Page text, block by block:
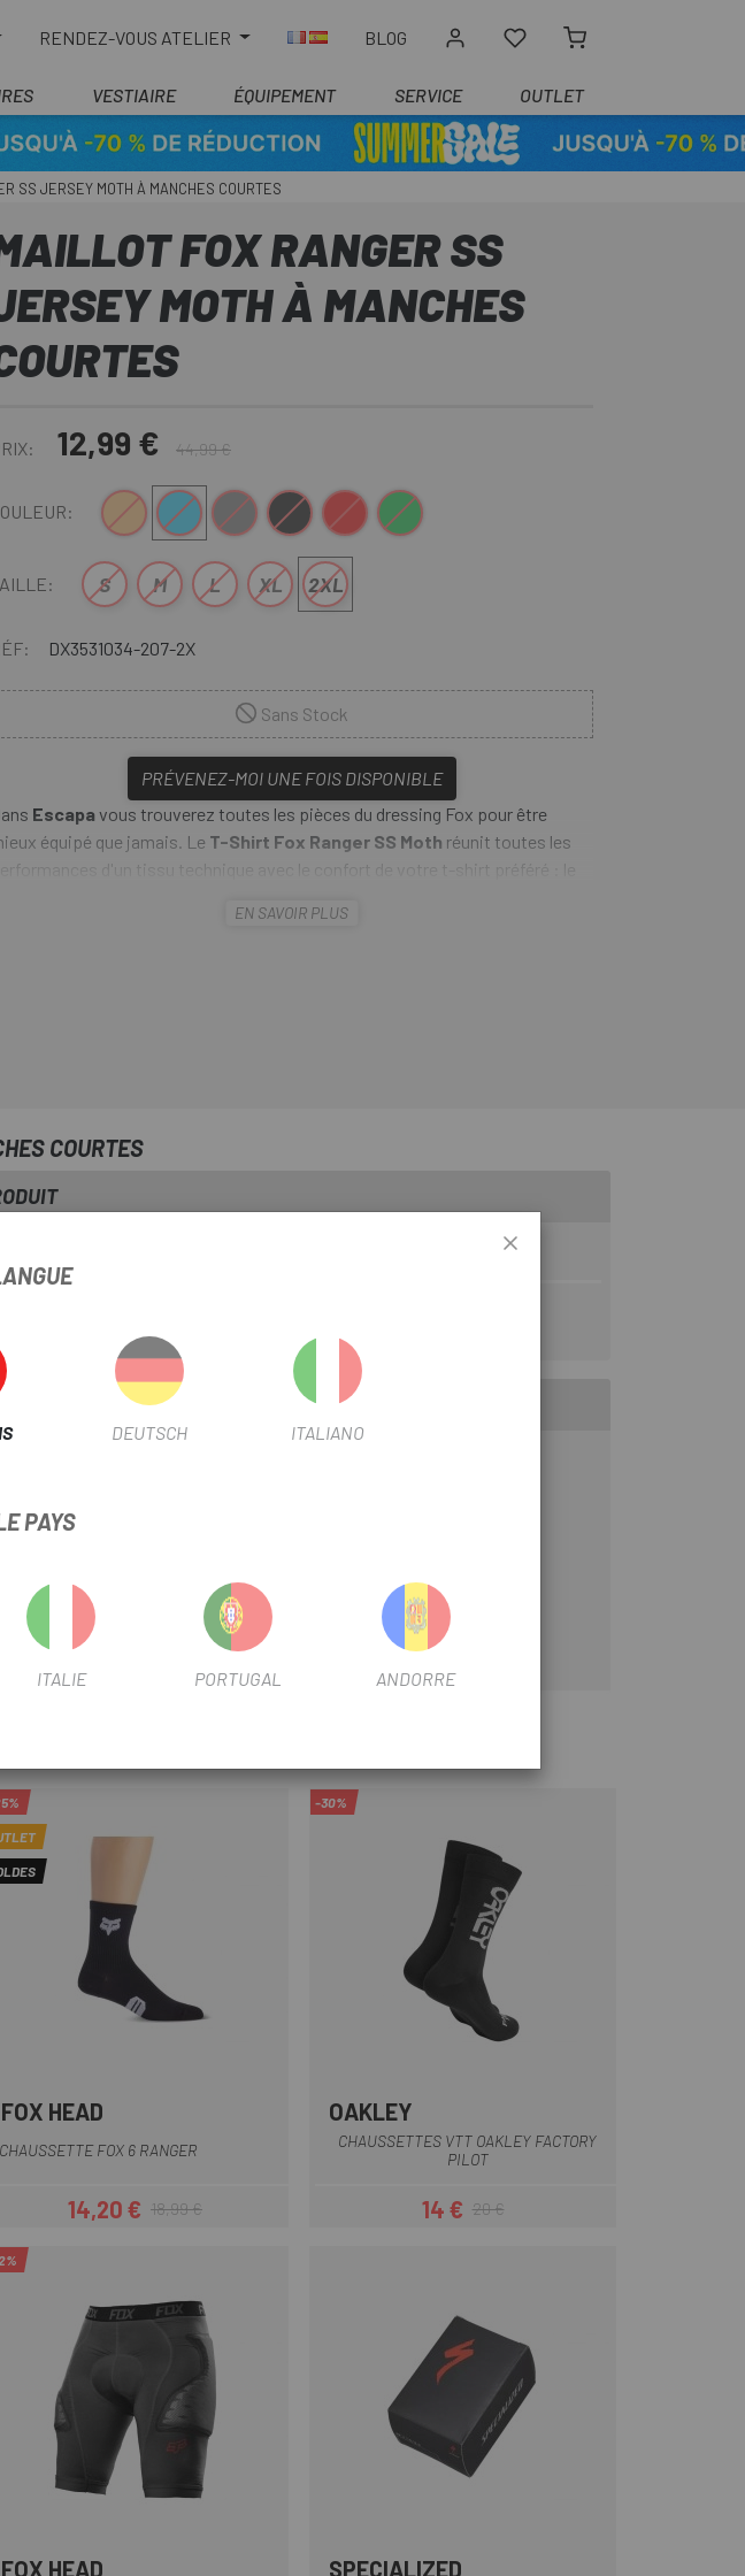
RENDEZ-VOUS ATELIER BLOG
VESTIAIRE ÉQUIPEMENT SERVICE OUTLET
SS JERSEY MOTH À MANCHES COURTES
FOX RANGER SS
MOTH À MANCHES
12,99 € 44,99 €
Orange Bleu Gris Noir RougeVert-Orange
S M L XL 2XL
DX3531034-207-2X
Sans Stock
PRÉVENEZ-MOI UNE FOIS DISPONIBLE
Escapa vous trouverez toutes les pièces du dressing Fox pour être
équipé que jamais. Le T-Shirt Fox Ranger SS Moth réunit toutes les
performances d'un tissu technique avec le confort de votre t-shirt préféré : le
vous attaquez les courbes. Son tissu TruDri™ évacue la transpiration du corps
EN SAVOIR PLUS
COURTES
PRODUIT
plus grande couverture lors des mouvements sur le vélo.
GrisOrange
FOX HEAD
CHAUSSETTE FOX 6 RANGER
Prix
14,20 €Prix habituel
18,99 €
-30%
OAKLEY
CHAUSSETTES VTT OAKLEY FACTORY
PILOT
Prix
14 €Prix habituel
20 €
FOX HEAD SPECIALIZED
DEUTSCH ITALIANO
PAYS
ITALIE PORTUGAL ANDORRE